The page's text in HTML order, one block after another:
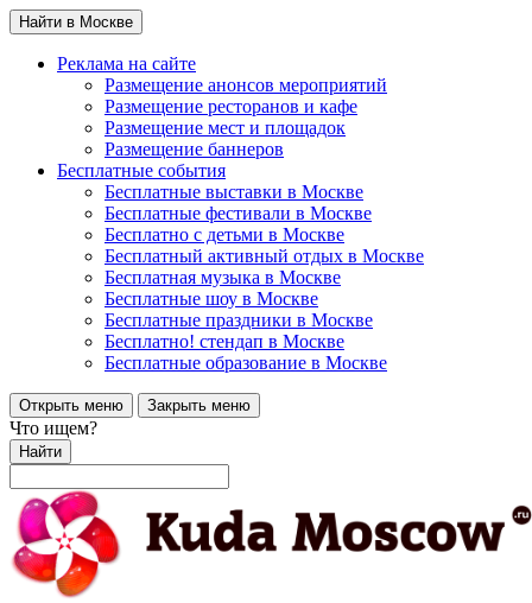
Найти в Москве
Реклама на сайте
Размещение анонсов мероприятий
Размещение ресторанов и кафе
Размещение мест и площадок
Размещение баннеров
Бесплатные события
Бесплатные выставки в Москве
Бесплатные фестивали в Москве
Бесплатно с детьми в Москве
Бесплатный активный отдых в Москве
Бесплатная музыка в Москве
Бесплатные шоу в Москве
Бесплатные праздники в Москве
Бесплатно! стендап в Москве
Бесплатные образование в Москве
Открыть меню Закрыть меню
Что ищем?
Найти